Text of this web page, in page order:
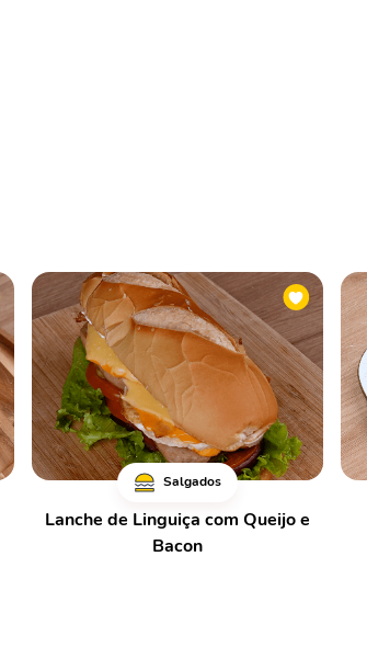
Salgados
Lanche de Linguiça com Queijo e
Bacon